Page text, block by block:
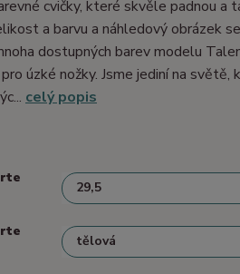
cvičky, které skvěle padnou a
a barvu a náhledový obrázek
dostupných barev modelu
úzké nožky. Jsme jediní na světě,
celý popis